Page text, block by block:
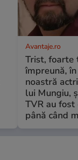
Avantaje.ro
Trist, foarte
împreună,
noastră
lui Mungiu,
TVR au
până când